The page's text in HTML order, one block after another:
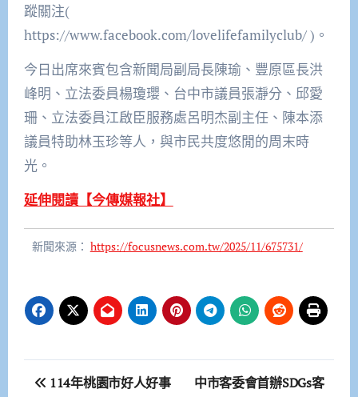
蹤關注(
https://www.facebook.com/lovelifefamilyclub/ )。
今日出席來賓包含新聞局副局長陳瑜、豐原區長洪
峰明、立法委員楊瓊瓔、台中市議員張瀞分、邱愛
珊、立法委員江啟臣服務處呂明杰副主任、陳本添
議員特助林玉珍等人，與市民共度悠閒的周末時
光。
延伸閱讀【今傳媒報社】
新聞來源： https://focusnews.com.tw/2025/11/675731/
文 114年桃園市好人好事
中市客委會首辦SDGs客